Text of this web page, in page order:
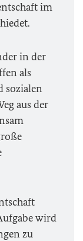
im
in der
als
sozialen
aus der
wird
zu